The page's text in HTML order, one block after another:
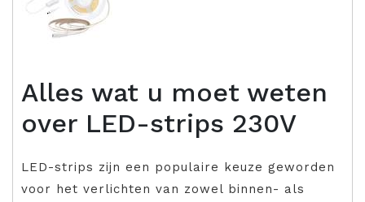
Alles wat u moet weten
over LED-strips 230V
LED-strips zijn een populaire keuze geworden
voor het verlichten van zowel binnen- als